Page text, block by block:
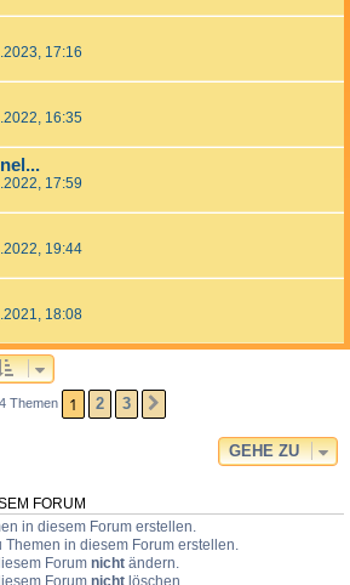
17:16
16:35
17:59
19:44
18:08
Themen 1 2 3
GEHE ZU
FORUM
in diesem Forum erstellen.
Themen in diesem Forum erstellen.
Forum nicht ändern.